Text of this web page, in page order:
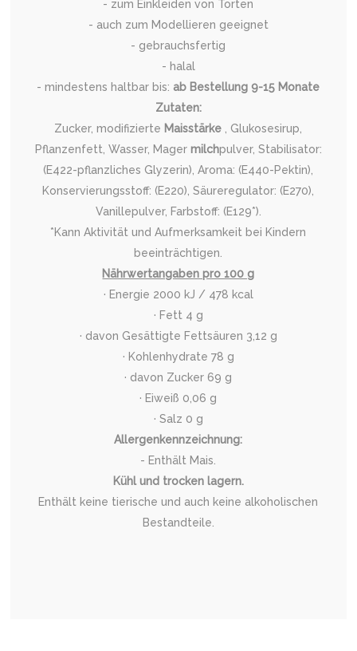
- zum Einkleiden von Torten
- auch zum Modellieren geeignet
- gebrauchsfertig
- halal
- mindestens haltbar bis: ab Bestellung 9-15 Monate
Zutaten:
Zucker, modifizierte Maisstärke , Glukosesirup,
Pflanzenfett, Wasser, Mager milchpulver, Stabilisator:
(E422-pflanzliches Glyzerin), Aroma: (E440-Pektin),
Konservierungsstoff: (E220), Säureregulator: (E270),
Vanillepulver, Farbstoff: (E129*).
*Kann Aktivität und Aufmerksamkeit bei Kindern
beeinträchtigen.
Nährwertangaben pro 100 g
· Energie 2000 kJ / 478 kcal
· Fett 4 g
· davon Gesättigte Fettsäuren 3,12 g
· Kohlenhydrate 78 g
· davon Zucker 69 g
· Eiweiß 0,06 g
· Salz 0 g
Allergenkennzeichnung:
- Enthält Mais.
Kühl und trocken lagern.
Enthält keine tierische und auch keine alkoholischen
Bestandteile.